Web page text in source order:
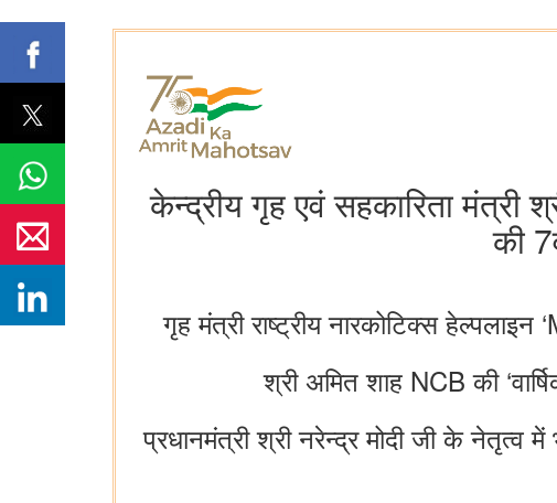
केन्द्रीय गृह एवं सहकारिता
की
गृह मंत्री राष्ट्रीय नारकोटिक्स
श्री अमित शाह NCB की
प्रधानमंत्री श्री नरेन्द्र मोदी जी के नेतृत्व